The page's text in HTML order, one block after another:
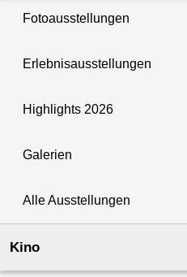
Fotoausstellungen
Erlebnisausstellungen
Highlights 2026
Galerien
Alle Ausstellungen
Kino